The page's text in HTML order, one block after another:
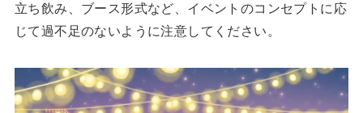
立ち飲み、ブース形式など、イベントのコンセプトに応
じて過不足のないように注意してください。